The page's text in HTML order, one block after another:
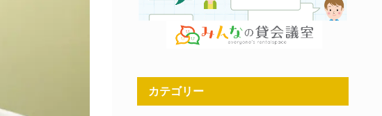
カテゴリー